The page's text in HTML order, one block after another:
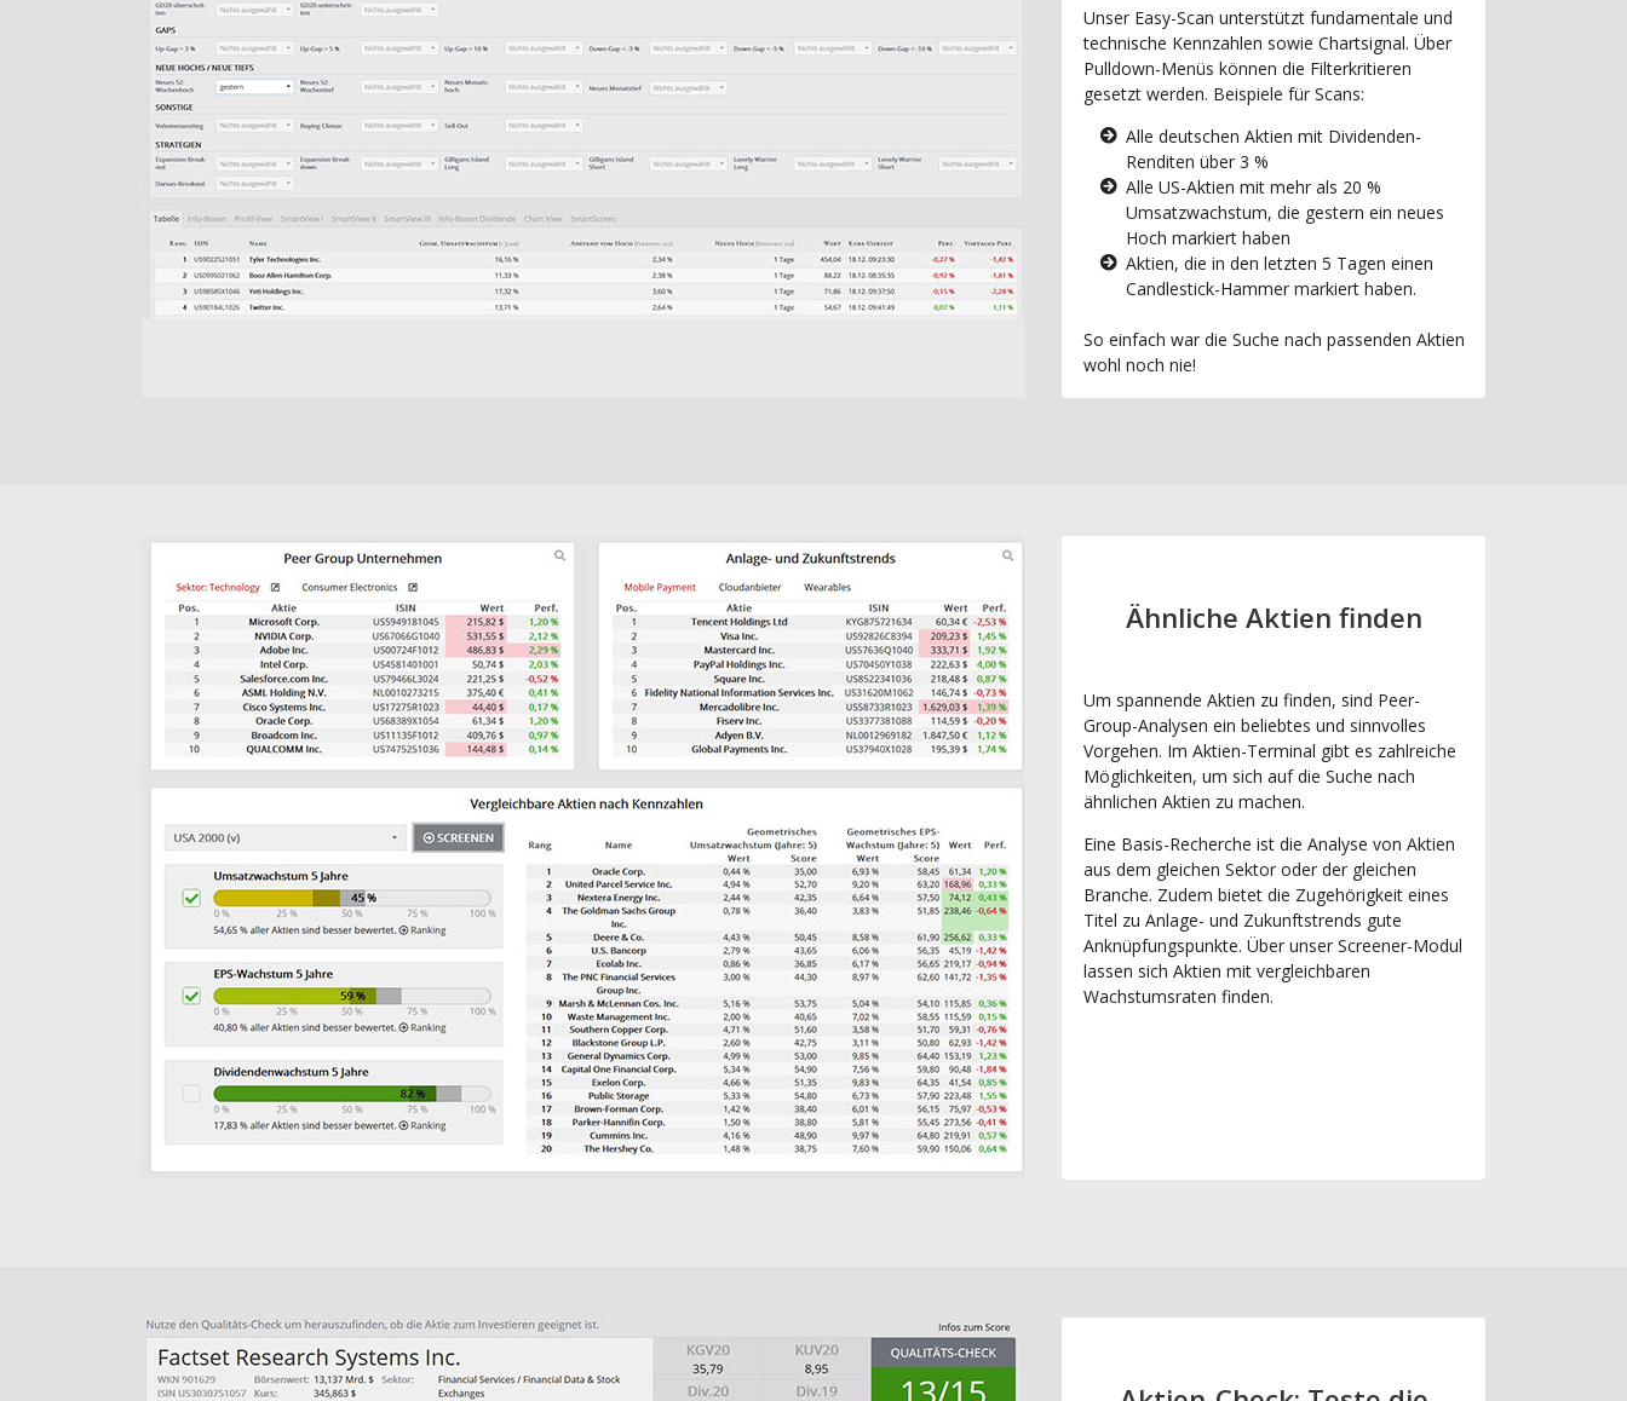
Unser Easy-Scan unterstützt fundamentale und
technische Kennzahlen sowie Chartsignal. Über
Pulldown-Menüs können die Filterkritieren
gesetzt werden. Beispiele für Scans:
Alle deutschen Aktien mit Dividenden-
Renditen über 3 %
Alle US-Aktien mit mehr als 20 %
Umsatzwachstum, die gestern ein neues
Hoch markiert haben
Aktien, die in den letzten 5 Tagen einen
Candlestick-Hammer markiert haben.
So einfach war die Suche nach passenden Aktien
wohl noch nie!
Ähnliche Aktien finden
Um spannende Aktien zu finden, sind Peer-
Group-Analysen ein beliebtes und sinnvolles
Vorgehen. Im Aktien-Terminal gibt es zahlreiche
Möglichkeiten, um sich auf die Suche nach
ähnlichen Aktien zu machen.
Eine Basis-Recherche ist die Analyse von Aktien
aus dem gleichen Sektor oder der gleichen
Branche. Zudem bietet die Zugehörigkeit eines
Titel zu Anlage- und Zukunftstrends gute
Anknüpfungspunkte. Über unser Screener-Modul
lassen sich Aktien mit vergleichbaren
Wachstumsraten finden.